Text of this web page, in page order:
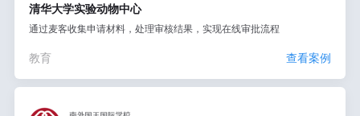
清华大学实验动物中心
通过麦客收集申请材料，处理审核结果，实现在线审批流程
教育 查看案例